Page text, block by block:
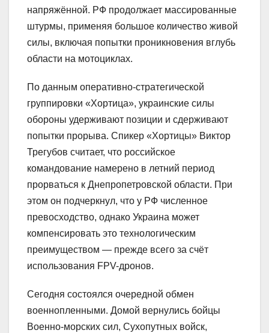
напряжённой. РФ продолжает массированные
штурмы, применяя большое количество живой
силы, включая попытки проникновения вглубь
области на мотоциклах.
По данным оперативно-стратегической
группировки «Хортица», украинские силы
обороны удерживают позиции и сдерживают
попытки прорыва. Спикер «Хортицы» Виктор
Трегубов считает, что российское
командование намерено в летний период
прорваться к Днепропетровской области. При
этом он подчеркнул, что у РФ численное
превосходство, однако Украина может
компенсировать это технологическим
преимуществом — прежде всего за счёт
использования FPV-дронов.
Сегодня состоялся очередной обмен
военнопленными. Домой вернулись бойцы
Военно-морских сил, Сухопутных войск,